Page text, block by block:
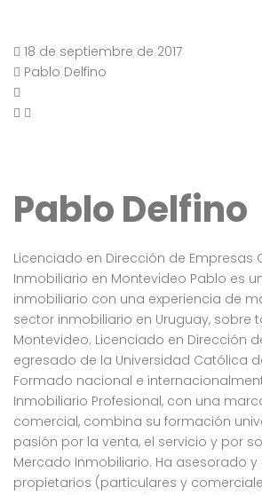
18 de septiembre de 2017
Pablo Delfino
Pablo Delfino
Licenciado en Dirección de Empresas
Inmobiliario en Montevideo Pablo es
inmobiliario con una experiencia de
sector inmobiliario en Uruguay, sobre
Montevideo. Licenciado en Dirección
egresado de la Universidad Católica
Formado nacional e
Inmobiliario Profesional, con una
comercial, combina su formación
pasión por la venta, el servicio y por
Mercado Inmobiliario. Ha asesorado
propietarios (particulares y